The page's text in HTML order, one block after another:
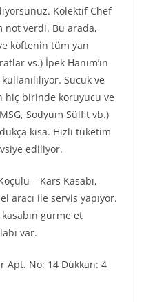
Kolektif Chef
verdi. Bu arada,
köftenin tüm yan
vs.) İpek Hanım’ın
Sucuk ve
birinde koruyucu ve
Sodyum Sülfit vb.)
kısa. Hızlı tüketim
ediliyor.
– Kars Kasabı,
aracı ile servis yapıyor.
gurme et
var.
Apt. No: 14 Dükkan: 4